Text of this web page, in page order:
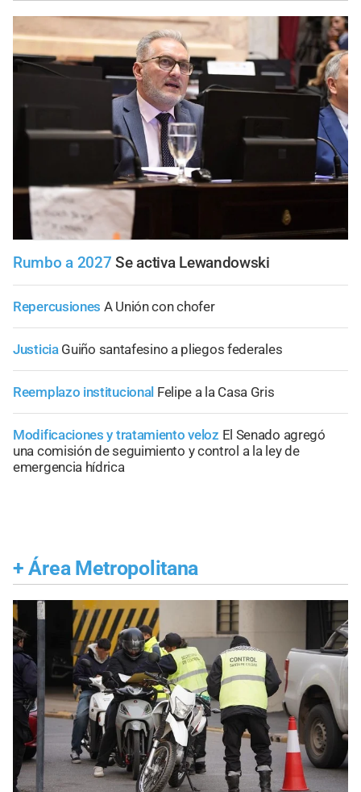
Rumbo a 2027 Se activa Lewandowski
Repercusiones A Unión con chofer
Justicia Guiño santafesino a pliegos federales
Reemplazo institucional Felipe a la Casa Gris
Modificaciones y tratamiento veloz El Senado agregó
una comisión de seguimiento y control a la ley de
emergencia hídrica
+ Área Metropolitana